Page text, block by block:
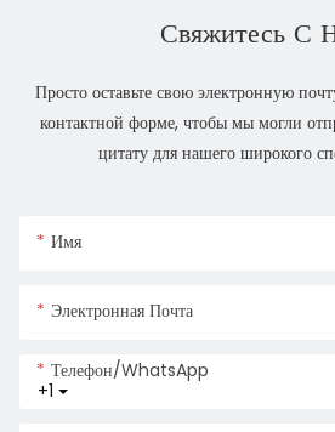
Свяжитесь С
Просто оставьте свою электронную
контактной форме, чтобы мы могли
цитату для нашего широкого
Имя
Электронная Почта
+1
Телефон/WhatsApp